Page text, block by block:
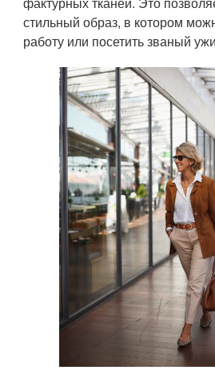
стильный образ, в котором
работу или посетить званый